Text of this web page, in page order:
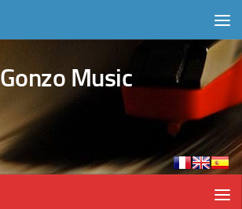
Gonzo Music